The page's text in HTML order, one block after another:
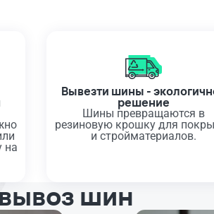
на
Вывезти шины -
решение
Шины превращаются в
резиновую крошку для
и стройматериалов.
шин